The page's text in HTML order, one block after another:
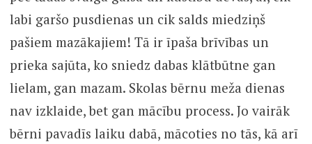
labi garšo pusdienas un cik salds miedziņš
pašiem mazākajiem! Tā ir īpaša brīvības un
prieka sajūta, ko sniedz dabas klātbūtne gan
lielam, gan mazam. Skolas bērnu meža dienas
nav izklaide, bet gan mācību process. Jo vairāk
bērni pavadīs laiku dabā, mācoties no tās, kā arī